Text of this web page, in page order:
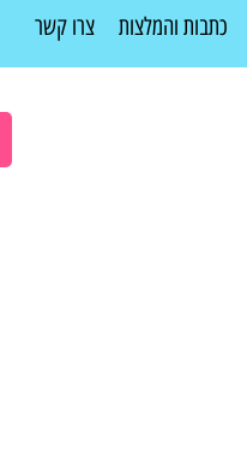
כתבות והמלצות צרו קשר